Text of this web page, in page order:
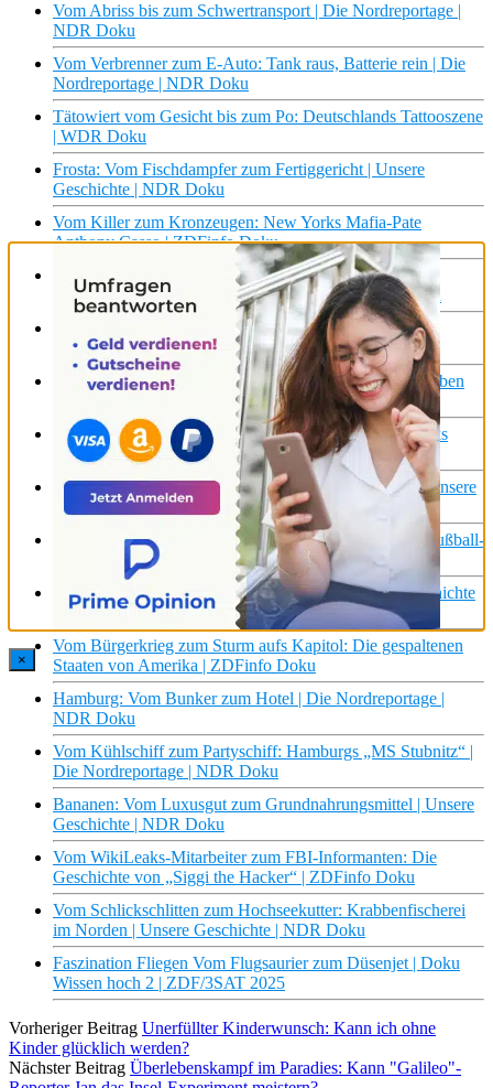
Vom Abriss bis zum Schwertransport | Die Nordreportage |
NDR Doku
Vom Verbrenner zum E-Auto: Tank raus, Batterie rein | Die
Nordreportage | NDR Doku
Tätowiert vom Gesicht bis zum Po: Deutschlands Tattooszene
| WDR Doku
Frosta: Vom Fischdampfer zum Fertiggericht | Unsere
Geschichte | NDR Doku
Vom Killer zum Kronzeugen: New Yorks Mafia-Pate
Anthony Casso | ZDFinfo Doku
Vom Fischersohn zum Whiskybrenner – Ein Hauch
Schottland auf Rügen | Die Nordreportage | NDR Doku
Iran und die Bombe: Vom Partner zum Feind (Teil 1) |
ZDFinfo Doku
Brutal ehrlich – vom Trauma zum Buch. Autoren schreiben
über ihre Herkunft| SWR Doku
Vom Überlebenskämpfer zum Revolutionär: Elon Musks
Höhenflüge (Teil 2/3) | ZDFinfo Doku
Vom Wundermaterial zum Umwelt-Killer: Wie Plastik unsere
Gesundheit bedroht | ZDFinfo Doku
Kim Kulig: Vom Pechvogel zum Vorbild einer neuen Fußball-
Generation | Sportclub Story | NDR Doku
Vom Familienvater zum Drogenschmuggler? Die Geschichte
des Martin Lepage | ZDFinfo Doku
Vom Bürgerkrieg zum Sturm aufs Kapitol: Die gespaltenen
Staaten von Amerika | ZDFinfo Doku
Hamburg: Vom Bunker zum Hotel | Die Nordreportage |
NDR Doku
Vom Kühlschiff zum Partyschiff: Hamburgs „MS Stubnitz“ |
Die Nordreportage | NDR Doku
Bananen: Vom Luxusgut zum Grundnahrungsmittel | Unsere
Geschichte | NDR Doku
Vom WikiLeaks-Mitarbeiter zum FBI-Informanten: Die
Geschichte von „Siggi the Hacker“ | ZDFinfo Doku
Vom Schlickschlitten zum Hochseekutter: Krabbenfischerei
im Norden | Unsere Geschichte | NDR Doku
Faszination Fliegen Vom Flugsaurier zum Düsenjet | Doku
Wissen hoch 2 | ZDF/3SAT 2025
Vorheriger Beitrag Unerfüllter Kinderwunsch: Kann ich ohne
Kinder glücklich werden?
Nächster Beitrag Überlebenskampf im Paradies: Kann "Galileo"-
×